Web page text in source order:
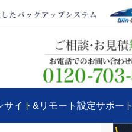
サイト&リモート設定サポート